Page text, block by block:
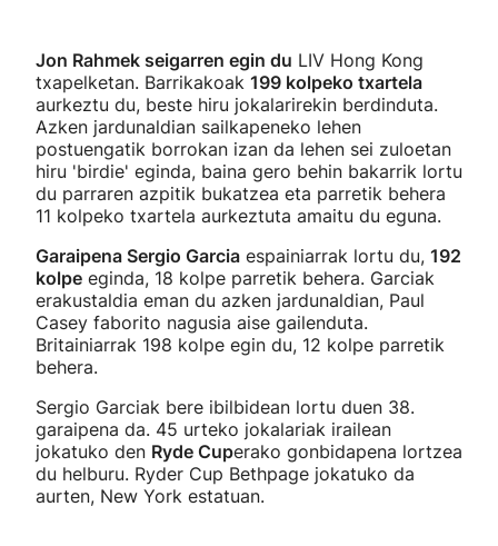
Jon Rahmek seigarren egin du LIV Hong Kong
txapelketan. Barrikakoak 199 kolpeko txartela
aurkeztu du, beste hiru jokalarirekin berdinduta.
Azken jardunaldian sailkapeneko lehen
postuengatik borrokan izan da lehen sei zuloetan
hiru 'birdie' eginda, baina gero behin bakarrik lortu
du parraren azpitik bukatzea eta parretik behera
11 kolpeko txartela aurkeztuta amaitu du eguna.
Garaipena Sergio Garcia espainiarrak lortu du, 192
kolpe eginda, 18 kolpe parretik behera. Garciak
erakustaldia eman du azken jardunaldian, Paul
Casey faborito nagusia aise gailenduta.
Britainiarrak 198 kolpe egin du, 12 kolpe parretik
behera.
Sergio Garciak bere ibilbidean lortu duen 38.
garaipena da. 45 urteko jokalariak irailean
jokatuko den Ryde Cuperako gonbidapena lortzea
du helburu. Ryder Cup Bethpage jokatuko da
aurten, New York estatuan.